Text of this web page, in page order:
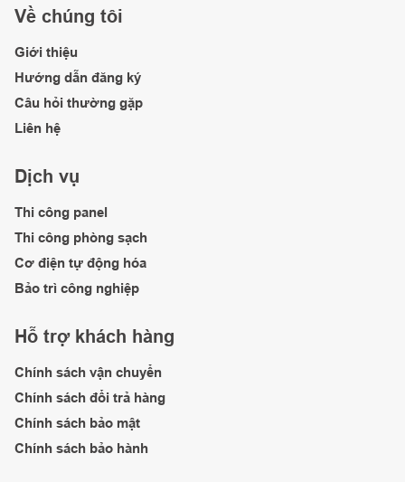
Về chúng tôi
Giới thiệu
Hướng dẫn đăng ký
Câu hỏi thường gặp
Liên hệ
Dịch vụ
Thi công panel
Thi công phòng sạch
Cơ điện tự động hóa
Bảo trì công nghiệp
Hỗ trợ khách hàng
Chính sách vận chuyển
Chính sách đổi trả hàng
Chính sách bảo mật
Chính sách bảo hành